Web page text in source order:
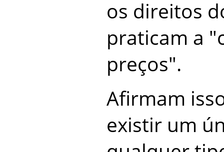
os direitos
praticam a
preços".
Afirmam
existir um